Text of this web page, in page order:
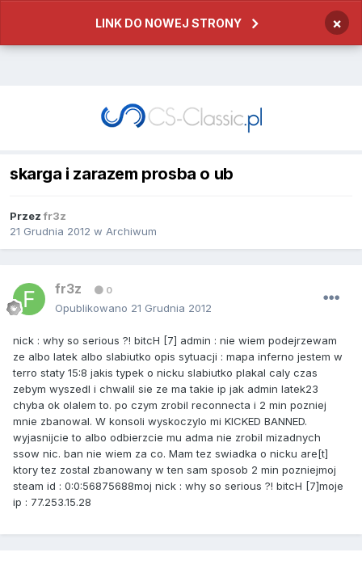
LINK DO NOWEJ STRONY ×
skarga i zarazem prosba o ub
Przezfr3z
21 Grudnia 2012 w Archiwum
fr3z 0
Opublikowano 21 Grudnia 2012
nick : why so serious ?! bitcH [7] admin : nie wiem podejrzewam
ze albo latek albo slabiutko opis sytuacji : mapa inferno jestem w
terro staty 15:8 jakis typek o nicku slabiutko plakal caly czas
zebym wyszedl i chwalil sie ze ma takie ip jak admin latek23
chyba ok olalem to. po czym zrobil reconnecta i 2 min pozniej
mnie zbanowal. W konsoli wyskoczylo mi KICKED BANNED.
wyjasnijcie to albo odbierzcie mu adma nie zrobil mizadnych
ssow nic. ban nie wiem za co. Mam tez swiadka o nicku are[t]
ktory tez zostal zbanowany w ten sam sposob 2 min pozniejmoj
steam id : 0:0:56875688moj nick : why so serious ?! bitcH [7]moje
ip : 77.253.15.28